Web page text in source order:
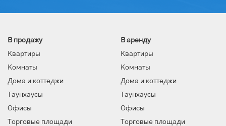
В продажу
Квартиры
Комнаты
Дома и коттеджи
Таунхаусы
Офисы
Торговые площади
В аренду
Квартиры
Комнаты
Дома и коттеджи
Таунхаусы
Офисы
Торговые площади